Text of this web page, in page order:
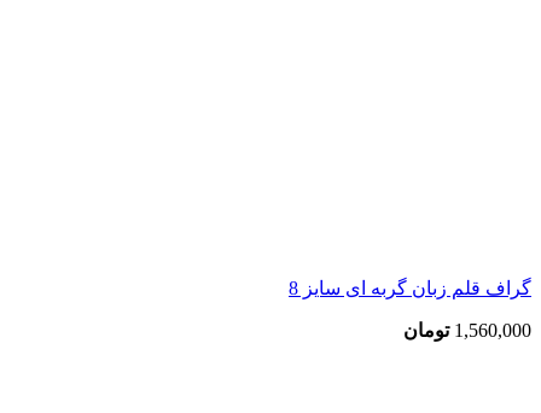
گراف قلم زبان گربه ای سایز 8
1,560,000 تومان